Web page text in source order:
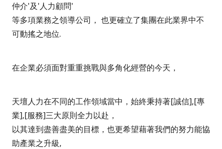
仲介'及'人力顧問'
等多項業務之領導公司， 也更確立了集團在此業界中不
可動搖之地位.
在企業必須面對重重挑戰與多角化經營的今天，
天壇人力在不同的工作領域當中，始終秉持著[誠信],[專
業],[服務]三大原則全力以赴，
以其達到盡善盡美的目標，也更希望藉著我們的努力能協
助產業之升級,